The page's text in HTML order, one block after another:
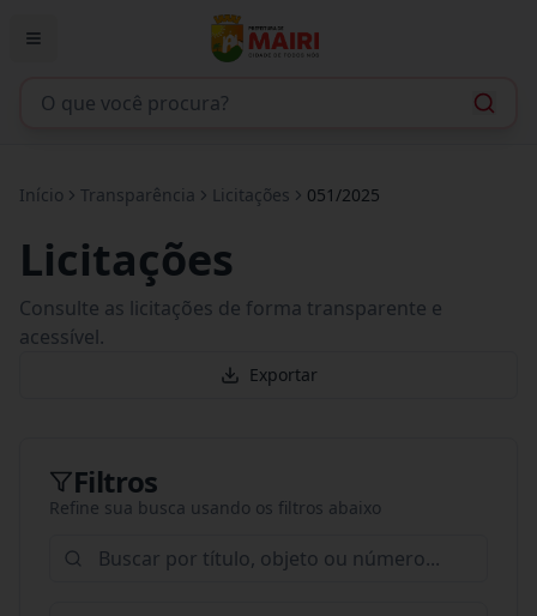
Início Transparência Licitações 051/2025
Licitações
Consulte as licitações de forma transparente e
acessível.
Exportar
Filtros
Refine sua busca usando os filtros abaixo